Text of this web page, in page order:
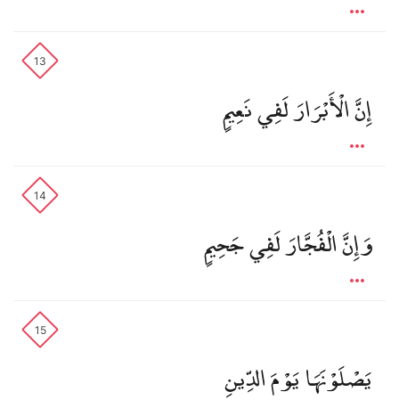
13
إِنَّ الْأَبْرَارَ لَفِي نَعِيمٍ
14
وَإِنَّ الْفُجَّارَ لَفِي جَحِيمٍ
15
يَصْلَوْنَهَا يَوْمَ الدِّينِ